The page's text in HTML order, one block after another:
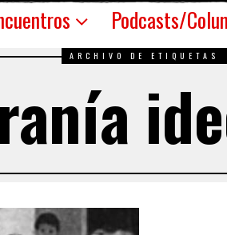
Podcasts/
ARCHIVO DE ETIQUETAS